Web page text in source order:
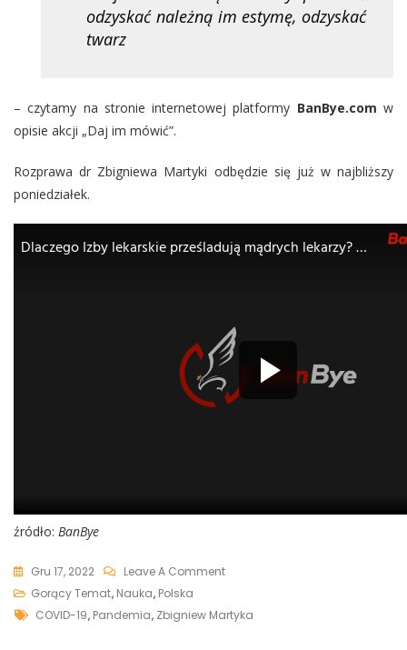
odzyskać należną im estymę, odzyskać
twarz
– czytamy na stronie internetowej platformy BanBye.com w
opisie akcji „Daj im mówić”.
Rozprawa dr Zbigniewa Martyki odbędzie się już w najbliższy
poniedziałek.
źródło: BanBye
Gru 17, 2022 Leave A CommentOn
Zbigniew
Gorący Temat, Nauka, Polska
Tags
COVID-19, Pandemia, Zbigniew Martyka